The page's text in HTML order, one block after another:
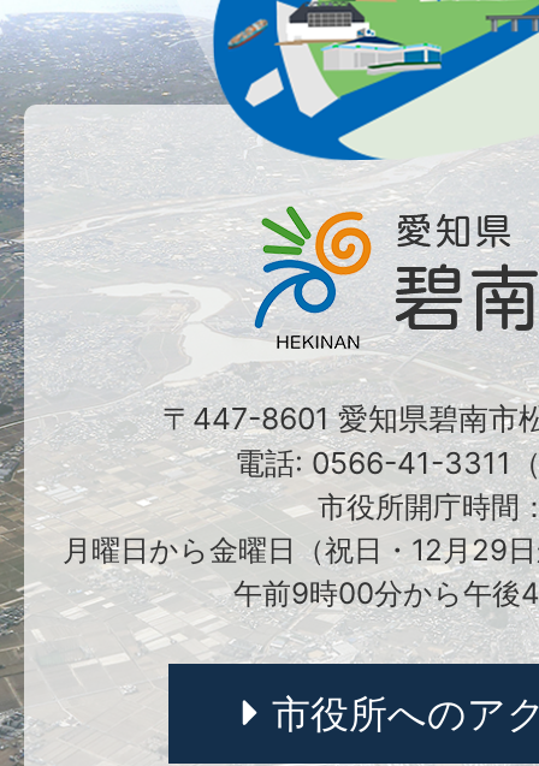
〒447-8601 愛知県碧南市
電話: 0566-41-3311
市役所開庁時間
月曜日から金曜日（祝日・12月29
午前9時00分から午後
市役所へのア